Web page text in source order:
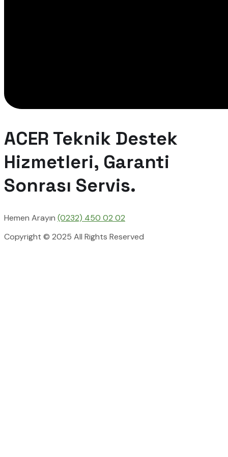
ACER Teknik Destek
Hizmetleri, Garanti
Sonrası Servis.
Hemen Arayın (0232) 450 02 02
Copyright © 2025 All Rights Reserved